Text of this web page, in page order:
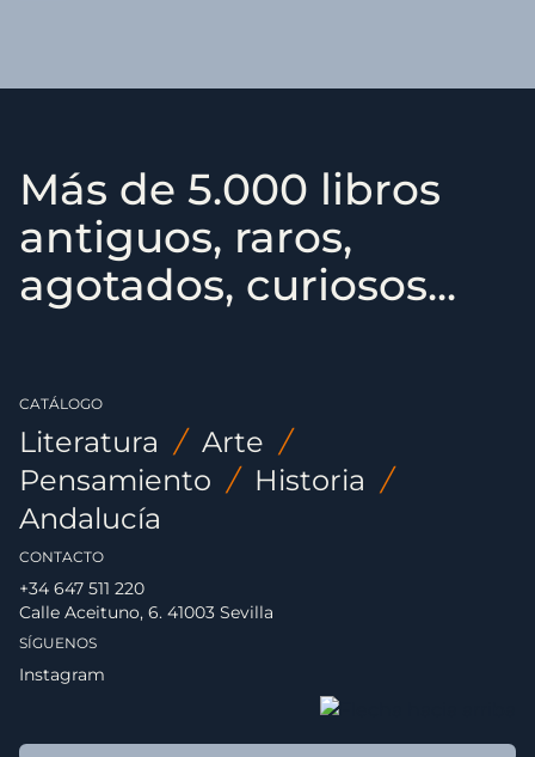
Más de 5.000 libros
antiguos, raros,
agotados, curiosos...
CATÁLOGO
Literatura / Arte /
Pensamiento / Historia /
Andalucía
CONTACTO
+34 647 511 220
Calle Aceituno, 6. 41003 Sevilla
SÍGUENOS
Instagram